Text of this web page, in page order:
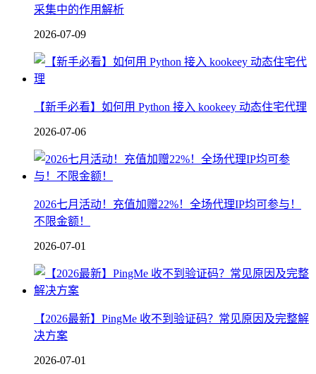
采集中的作用解析
2026-07-09
【新手必看】如何用 Python 接入 kookeey 动态住宅代理
2026-07-06
2026七月活动！充值加赠22%！全场代理IP均可参与！
不限金额！
2026-07-01
【2026最新】PingMe 收不到验证码？常见原因及完整解
决方案
2026-07-01